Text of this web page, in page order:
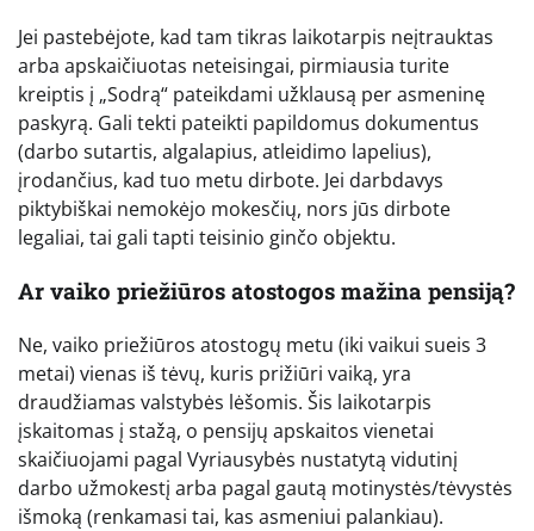
Jei pastebėjote, kad tam tikras laikotarpis neįtrauktas
arba apskaičiuotas neteisingai, pirmiausia turite
kreiptis į „Sodrą“ pateikdami užklausą per asmeninę
paskyrą. Gali tekti pateikti papildomus dokumentus
(darbo sutartis, algalapius, atleidimo lapelius),
įrodančius, kad tuo metu dirbote. Jei darbdavys
piktybiškai nemokėjo mokesčių, nors jūs dirbote
legaliai, tai gali tapti teisinio ginčo objektu.
Ar vaiko priežiūros atostogos mažina pensiją?
Ne, vaiko priežiūros atostogų metu (iki vaikui sueis 3
metai) vienas iš tėvų, kuris prižiūri vaiką, yra
draudžiamas valstybės lėšomis. Šis laikotarpis
įskaitomas į stažą, o pensijų apskaitos vienetai
skaičiuojami pagal Vyriausybės nustatytą vidutinį
darbo užmokestį arba pagal gautą motinystės/tėvystės
išmoką (renkamasi tai, kas asmeniui palankiau).